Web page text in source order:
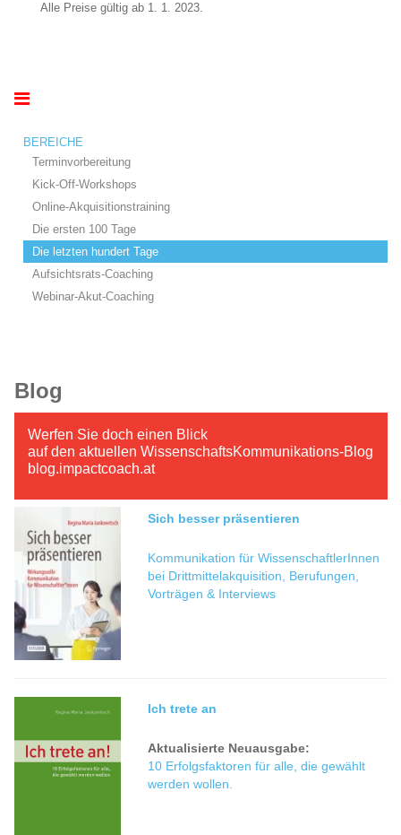
Alle Preise gültig ab 1. 1. 2023.
BEREICHE
Terminvorbereitung
Kick-Off-Workshops
Online-Akquisitionstraining
Die ersten 100 Tage
Die letzten hundert Tage
Aufsichtsrats-Coaching
Webinar-Akut-Coaching
Blog
Werfen Sie doch einen Blick
auf den aktuellen WissenschaftsKommunikations-Blog
blog.impactcoach.at
Sich besser präsentieren
Kommunikation für WissenschaftlerInnen
bei Drittmittelakquisition, Berufungen,
Vorträgen & Interviews
Ich trete an
Aktualisierte Neuausgabe:
10 Erfolgsfaktoren für alle, die gewählt
werden wollen.